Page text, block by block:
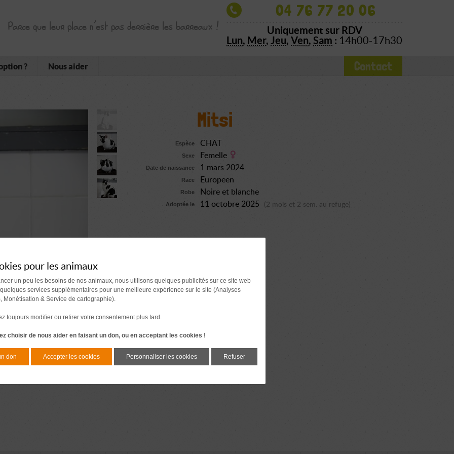
Parce que leur place n’est pas derrière les barreaux !
04 76 77 20 06
Uniquement sur RDV
Lun, Mer, Jeu, Ven, Sam : 14h00-17h30
? Nous aider Contact
Mitsi
Espèce CHAT
Sexe Femelle
Date de naissance 1 mars 2024
Race Europeen
Robe Noire et blanche
Adoptée le 11 octobre 2025 (2 mois et 2 sem. au refuge)
pour les animaux
un peu les besoins de nos animaux, nous utilisons quelques publicités sur ce site web
services supplémentaires pour une meilleure expérience sur le site (Analyses
Monétisation & Service de cartographie).
toujours modifier ou retirer votre consentement plus tard.
choisir de nous aider en faisant un don, ou en acceptant les cookies !
don Accepter les cookies Personnaliser les cookies Refuser